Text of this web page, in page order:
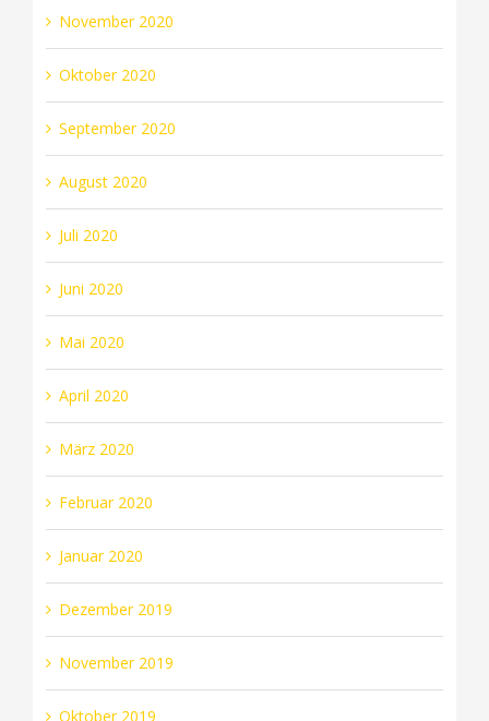
November 2020
Oktober 2020
September 2020
August 2020
Juli 2020
Juni 2020
Mai 2020
April 2020
März 2020
Februar 2020
Januar 2020
Dezember 2019
November 2019
Oktober 2019